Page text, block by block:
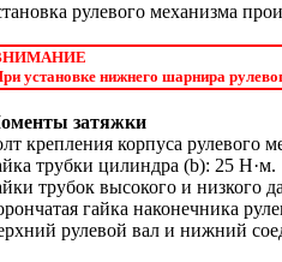
рулевого механизма
установке нижнего шарнира
затяжки
крепления корпуса рулевого
трубки цилиндра (b): 25 Н·м.
трубок высокого и низкого
гайка наконечника
рулевой вал и нижний